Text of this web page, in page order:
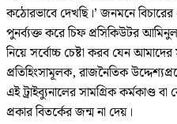
কঠোরভাবে দেখছি।’ জনমনে
পুনর্ব্যক্ত করে চিফ প্রসিকিউটর
নিয়ে সর্বোচ্চ চেষ্টা করব যেন
প্রতিহিংসামূলক, রাজনৈতিক
এই ট্রাইব্যুনালের সামগ্রিক
প্রকার বিতর্কের জন্ম না দেয়।